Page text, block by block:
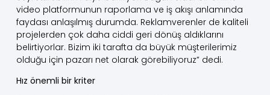
video platformunun raporlama ve iş akışı anlamında
faydası anlaşılmış durumda. Reklamverenler de kaliteli
projelerden çok daha ciddi geri dönüş aldıklarını
belirtiyorlar. Bizim iki tarafta da büyük müşterilerimiz
olduğu için pazarı net olarak görebiliyoruz” dedi.
Hız önemli bir kriter